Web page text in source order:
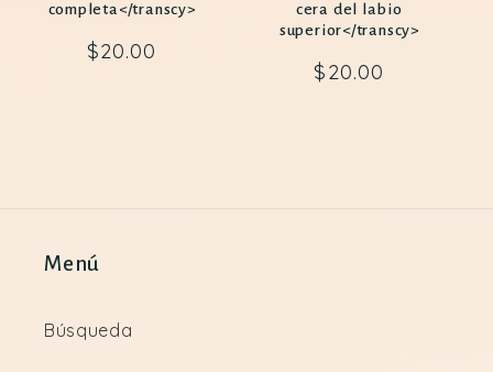
completa</transcy>
Precio
$20.00
cera del labio
superior</transcy>
Precio
$20.00
Menú
Búsqueda